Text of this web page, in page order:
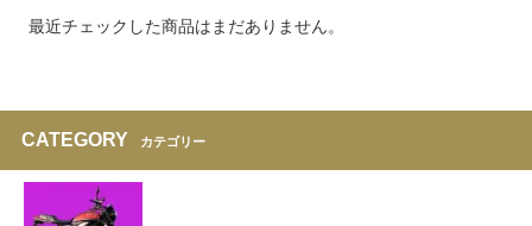
最近チェックした商品はまだありません。
CATEGORY カテゴリー